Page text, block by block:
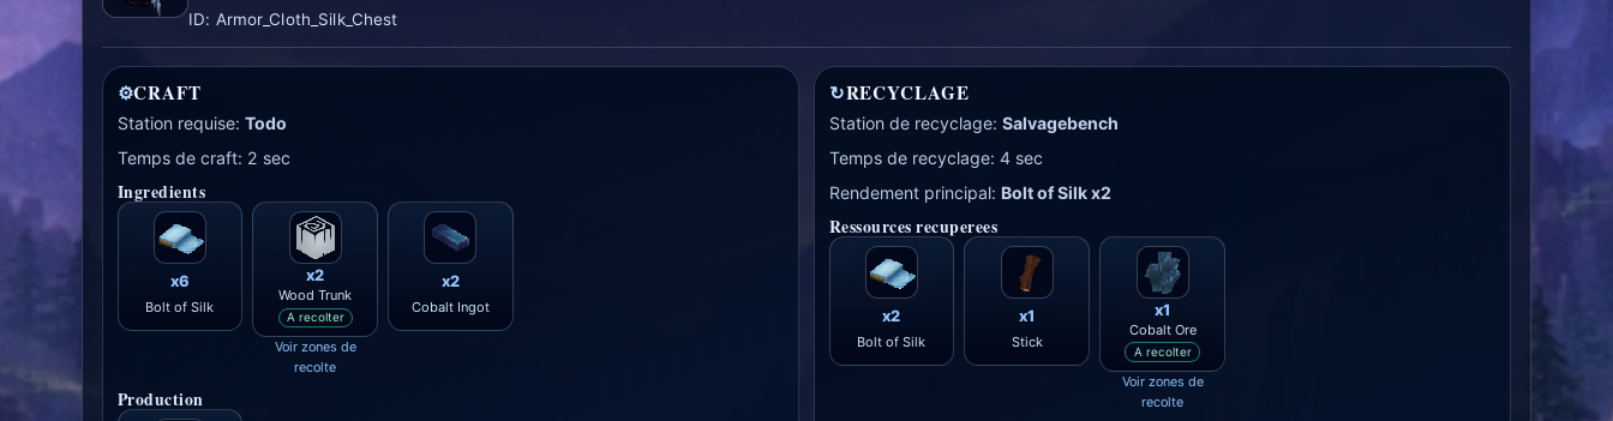
ID: Armor_Cloth_Silk_Chest
⚙CRAFT
Station requise: Todo
Temps de craft: 2 sec
Ingredients
x6
Bolt of Silk
x2
Wood Trunk
A recolter
Voir zones de
recolte
x2
Cobalt Ingot
Production
↻RECYCLAGE
Station de recyclage: Salvagebench
Temps de recyclage: 4 sec
Rendement principal: Bolt of Silk x2
Ressources recuperees
x2
Bolt of Silk
x1
Stick
x1
Cobalt Ore
A recolter
Voir zones de
recolte